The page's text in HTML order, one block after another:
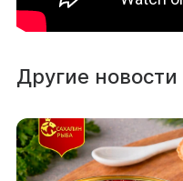
Другие новости